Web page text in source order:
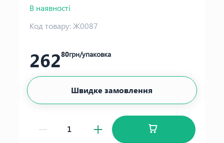
В наявності
Код товару:Ж0087
26280грн/упаковка
Швидке замовлення